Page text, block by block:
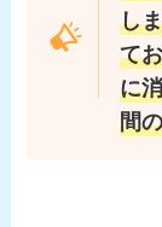
し
て
に
間